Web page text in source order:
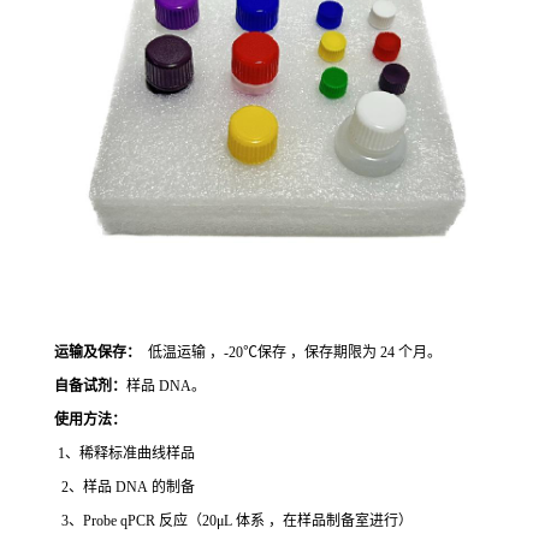
运输及保存：
低温运输 ，-20℃保存 ，保存期限为 24 个月。
自备试剂： 样品 DNA。
使用方法：
1、稀释标准曲线样品
2、样品 DNA 的制备
3、Probe qPCR 反应（20μL 体系 ，在样品制备室进行）